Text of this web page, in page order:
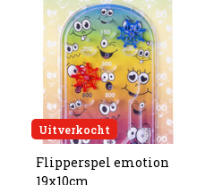
Uitverkocht
Flipperspel emotion
19x10cm